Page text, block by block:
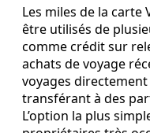
Les miles de la carte
être utilisés de
comme crédit sur
achats de voyage
voyages directement
transférant à des
L’option la plus